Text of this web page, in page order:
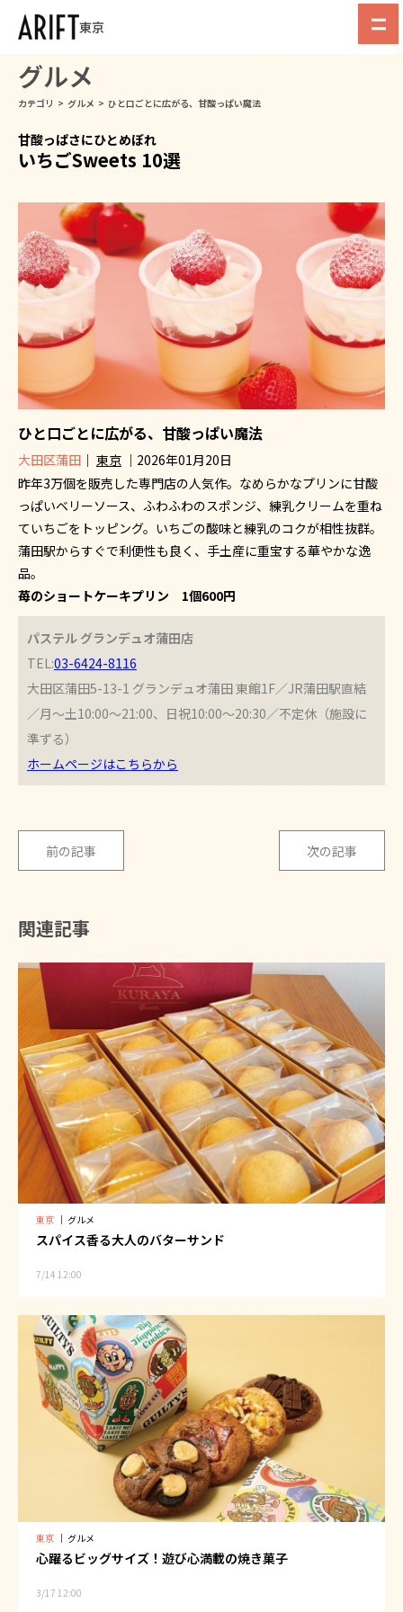
東京
グルメ
カテゴリ > グルメ > ひと口ごとに広がる、甘酸っぱい魔法
甘酸っぱさにひとめぼれ
いちごSweets 10選
ひと口ごとに広がる、甘酸っぱい魔法
大田区蒲田 ｜ 東京 ｜2026年01月20日
昨年3万個を販売した専門店の人気作。なめらかなプリンに甘酸
っぱいベリーソース、ふわふわのスポンジ、練乳クリームを重ね
ていちごをトッピング。いちごの酸味と練乳のコクが相性抜群。
蒲田駅からすぐで利便性も良く、手土産に重宝する華やかな逸
品。
苺のショートケーキプリン 1個600円
パステル グランデュオ蒲田店
TEL:03-6424-8116
大田区蒲田5-13-1 グランデュオ蒲田 東館1F／JR蒲田駅直結
／月～土10:00～21:00、日祝10:00～20:30／不定休（施設に
準ずる）
ホームページはこちらから
前の記事 次の記事
関連記事
東京 ｜ グルメ
スパイス香る大人のバターサンド
7/14 12:00
東京 ｜ グルメ
心躍るビッグサイズ！遊び心満載の焼き菓子
3/17 12:00